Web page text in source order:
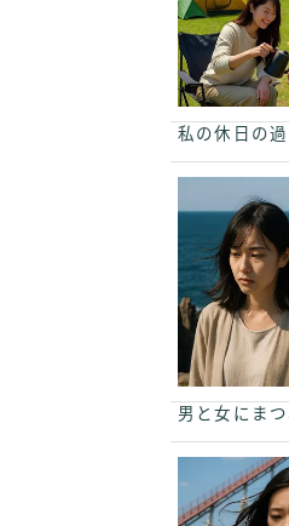
私の休日の
男と女にま